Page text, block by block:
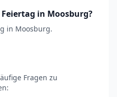
in Moosburg?
in Moosburg.
Fragen zu